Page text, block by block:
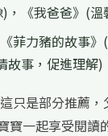
，《我爸爸》(
《菲力豬的故事
故事，促進理解
這只是部分推薦
寶一起享受閱讀